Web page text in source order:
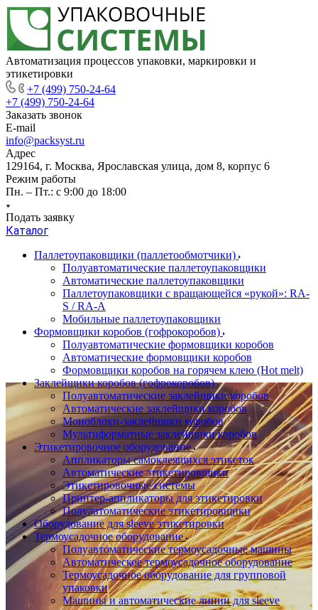
Автоматизация процессов упаковки, маркировки и
этикетировки
+7 (499) 750-24-64
+7 (499) 750-24-64
Заказать звонок
E-mail
info@packsyst.ru
Адрес
129164, г. Москва, Ярославская улица, дом 8, корпус 6
Режим работы
Пн. – Пт.: с 9:00 до 18:00
Подать заявку
Каталог
Паллетоупаковщики (паллетообмотчики)
Полуавтоматические паллетоупаковщики
Автоматические паллетоупаковщики
Паллетоупаковщики с вращающейся «рукой»: RA-
S / RA-A
Мобильные паллетоупаковщики
Формовщики коробов (гофрокоробов)
Полуавтоматические формовщики коробов
Автоматические формовщики коробов
Формовщики коробов на горячем клею (Hot melt)
Заклейщики коробов (гофрокоробов)
Полуавтоматические заклейщики коробов
Автоматические заклейщики коробов
Моноблоки-заклейщики коробов
Мультиформатные заклейщики коробов
Этикетировочное оборудование
Аппликаторы самоклеящихся этикеток
Автоматические этикетировщики
Этикетировочные системы
Принтер-аппликаторы для этикетировки
Полуавтоматические этикетировщики
Оборудование для sleeve этикетировки
Термоусадочное оборудование
Полуавтоматические термоусадочные машины
Автоматическое термоусадочное оборудование
Термоусадочное оборудование для групповой
упаковки
Машины и автоматические линии для sleeve